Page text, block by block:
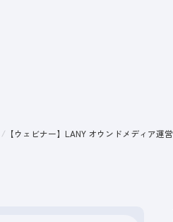
【ウェビナー】LANY オウンドメディア運